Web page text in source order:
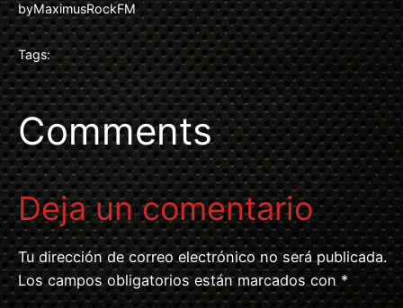
byMaximusRockFM
Tags:
Comments
Deja un comentario
Tu dirección de correo electrónico no será publicada.
Los campos obligatorios están marcados con *